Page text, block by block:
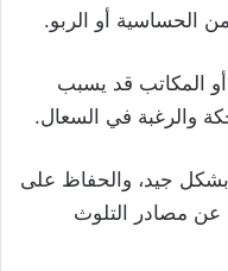
الحساسية أو الربو.
أو المكاتب قد يسبب
والرغبة في السعال.
بشكل جيد، والحفاظ على
عن مصادر التلوث